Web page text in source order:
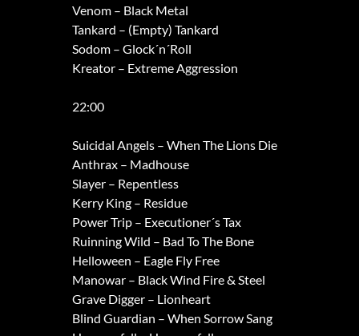
Venom – Black Metal
Tankard – (Empty) Tankard
Sodom – Glock´n´Roll
Kreator – Extreme Aggression
22:00
Suicidal Angels – When The Lions Die
Anthrax – Madhouse
Slayer – Repentless
Kerry King – Residue
Power Trip – Executioner´s Tax
Ruinning Wild – Bad To The Bone
Helloween – Eagle Fly Free
Manowar – Black Wind Fire & Steel
Grave Digger – Lionheart
Blind Guardian – When Sorrow Sang